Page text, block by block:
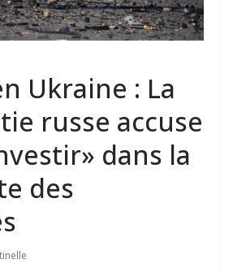
Ukraine : La
russe accuse
dans la
des